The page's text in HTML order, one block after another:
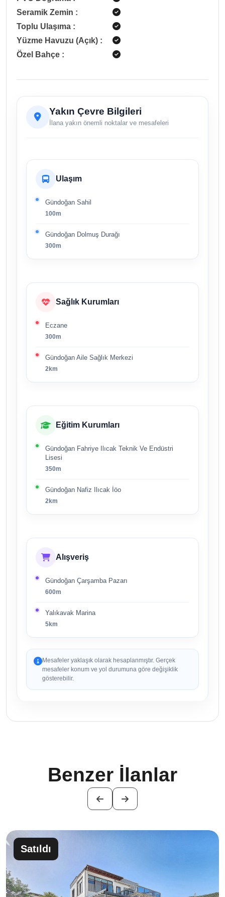
Seramik Zemin :
Toplu Ulaşıma :
Yüzme Havuzu (Açık) :
Özel Bahçe :
Yakın Çevre Bilgileri
İlana yakın önemli noktalar ve mesafeleri
Ulaşım
Gündoğan Sahil
100m
Gündoğan Dolmuş Durağı
300m
Sağlık Kurumları
Eczane
300m
Gündoğan Aile Sağlık Merkezi
2km
Eğitim Kurumları
Gündoğan Fahriye Ilıcak Teknik Ve Endüstri
Lisesi
350m
Gündoğan Nafiz Ilıcak İöo
2km
Alışveriş
Gündoğan Çarşamba Pazarı
600m
Yalıkavak Marina
5km
Mesafeler yaklaşık olarak hesaplanmıştır. Gerçek
mesafeler konum ve yol durumuna göre değişiklik
gösterebilir.
Benzer İlanlar
Satıldı